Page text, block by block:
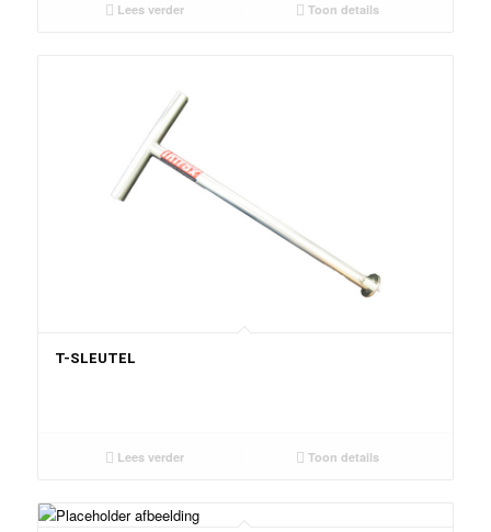
Lees verder Toon details
T-SLEUTEL
Lees verder Toon details